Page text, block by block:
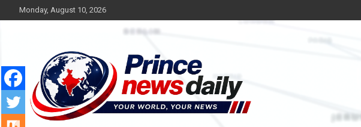
to
Monday, August 10, 2026